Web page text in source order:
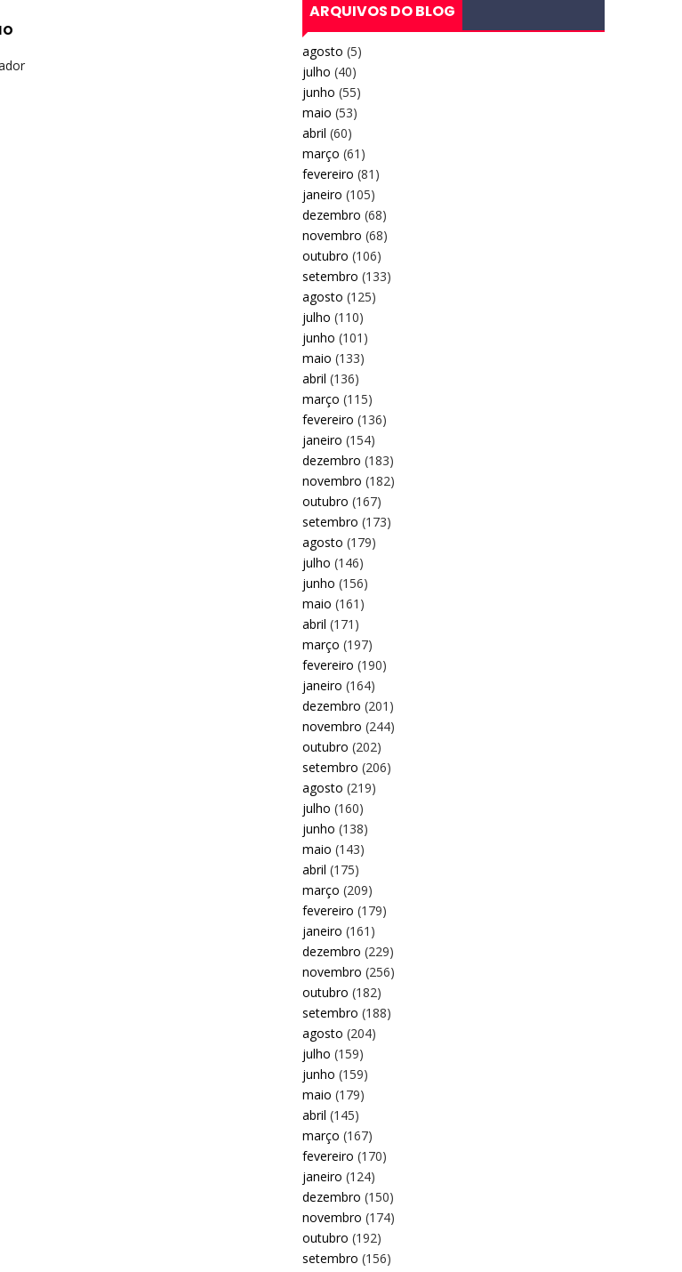
ARQUIVOS DO BLOG
agosto (5)
julho (40)
junho (55)
maio (53)
abril (60)
março (61)
fevereiro (81)
janeiro (105)
dezembro (68)
novembro (68)
outubro (106)
setembro (133)
agosto (125)
julho (110)
junho (101)
maio (133)
abril (136)
março (115)
fevereiro (136)
janeiro (154)
dezembro (183)
novembro (182)
outubro (167)
setembro (173)
agosto (179)
julho (146)
junho (156)
maio (161)
abril (171)
março (197)
fevereiro (190)
janeiro (164)
dezembro (201)
novembro (244)
outubro (202)
setembro (206)
agosto (219)
julho (160)
junho (138)
maio (143)
abril (175)
março (209)
fevereiro (179)
janeiro (161)
dezembro (229)
novembro (256)
outubro (182)
setembro (188)
agosto (204)
julho (159)
junho (159)
maio (179)
abril (145)
março (167)
fevereiro (170)
janeiro (124)
dezembro (150)
novembro (174)
outubro (192)
setembro (156)